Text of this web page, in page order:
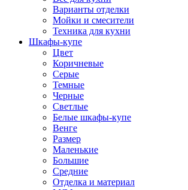
Варианты отделки
Мойки и смесители
Техника для кухни
Шкафы-купе
Цвет
Коричневые
Серые
Темные
Черные
Светлые
Белые шкафы-купе
Венге
Размер
Маленькие
Большие
Средние
Отделка и материал